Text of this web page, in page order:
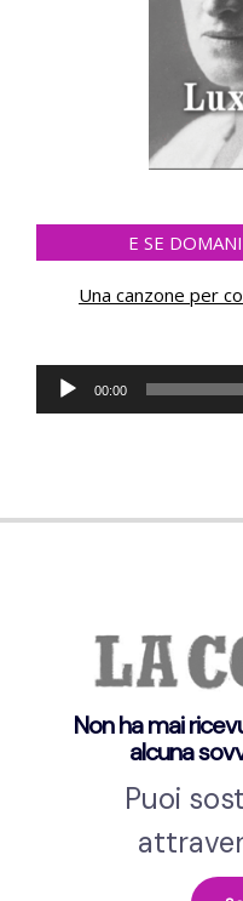
E SE
Una canzone per
Audio-
Player
00:00
Non ha mai
alcuna
Puoi